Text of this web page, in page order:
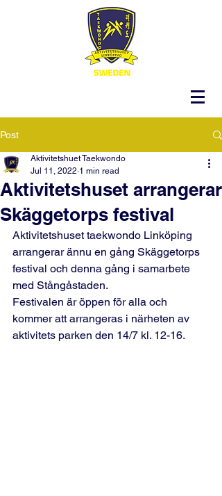
Post
Aktivitetshuset arrangerar
Skäggetorps festival
Aktivitetshuet Taekwondo
Jul 11, 2022 1 min read
Aktivitetshuset taekwondo Linköping
arrangerar ännu en gång Skäggetorps
festival och denna gång i samarbete
med Stångåstaden.
Festivalen är öppen för alla och
kommer att arrangeras i närheten av
aktivitets parken den 14/7 kl. 12-16.